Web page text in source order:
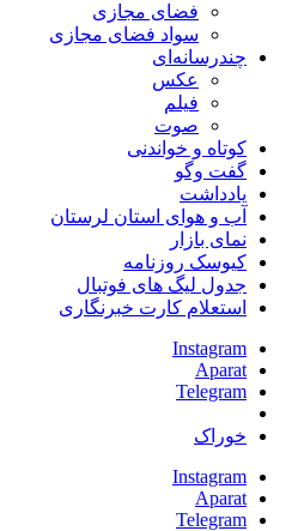
فضای مجازی
سواد فضای مجازی
چندرسانه‌ای
عكس
فیلم
صوت
کوتاه و خواندنی
گفت وگو
یادداشت
آب و هوای استان لرستان
نمای بازار
کیوسک روزنامه
جدول لیگ های فوتبال
استعلام کارت خبرنگاری
Instagram
Aparat
Telegram
خوراک
Instagram
Aparat
Telegram